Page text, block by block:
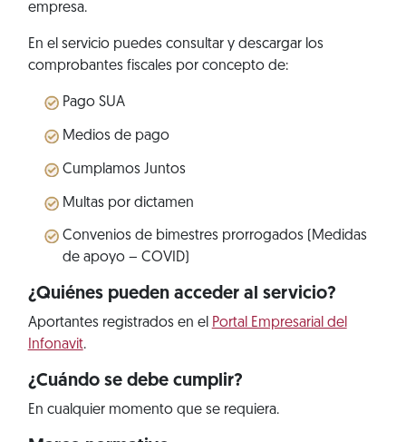
empresa.
En el servicio puedes consultar y descargar los
comprobantes fiscales por concepto de:
Pago SUA
Medios de pago
Cumplamos Juntos
Multas por dictamen
Convenios de bimestres prorrogados (Medidas
de apoyo – COVID)
¿Quiénes pueden acceder al servicio?
Aportantes registrados en el Portal Empresarial del
Infonavit.
¿Cuándo se debe cumplir?
En cualquier momento que se requiera.